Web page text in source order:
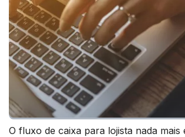
O fluxo de caixa para lojista nada mais